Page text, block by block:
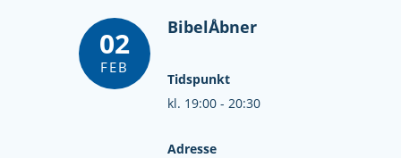
02
FEB
BibelÅbner
Tidspunkt
kl. 19:00 - 20:30
Adresse